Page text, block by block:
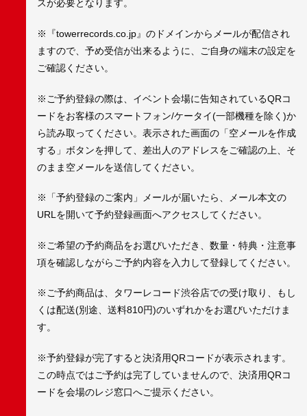
スが必要となります。
※『towerrecords.co.jp』のドメインからメールが配信され
ますので、予め受信が出来るように、ご自身の端末の設定を
ご確認ください。
※ご予約登録の際は、イベント会場に告知されているQRコ
ードをお客様のスマートフォン/ケータイ(一部機種を除く)か
ら読み取ってください。表示された画面の「空メールを作成
する」ボタンを押して、差出人のアドレスをご確認の上、そ
のまま空メールを送信してください。
※「予約登録のご案内」メールが届いたら、メール本文の
URLを開いて予約登録画面へアクセスしてください。
※ご希望の予約商品をお選びいただき、数量・特典・注意事
項を確認しながらご予約内容を入力して登録してください。
※ご予約商品は、タワーレコード渋谷店での受け取り、もし
くは配送(別途、送料810円)のいずれかをお選びいただけま
す。
※予約登録が完了すると決済用QRコードが表示されます。
この時点ではご予約は完了していませんので、決済用QRコ
ードを会場のレジ窓口へご提示ください。